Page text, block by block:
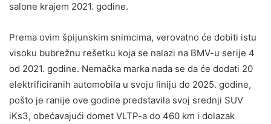
salone krajem 2021. godine.
Prema ovim špijunskim snimcima, verovatno će dobiti istu
visoku bubrežnu rešetku koja se nalazi na BMV-u serije 4
od 2021. godine. Nemačka marka nada se da će dodati 20
elektrificiranih automobila u svoju liniju do 2025. godine,
pošto je ranije ove godine predstavila svoj srednji SUV
iKs3, obećavajući domet VLTP-a do 460 km i dolazak